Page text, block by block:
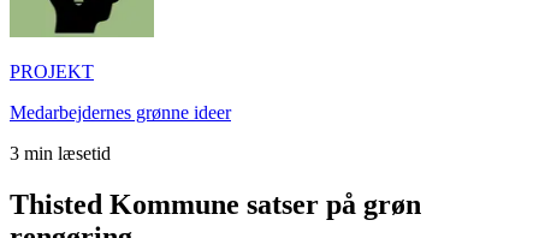
PROJEKT
Medarbejdernes grønne ideer
3 min læsetid
Thisted Kommune satser på grøn